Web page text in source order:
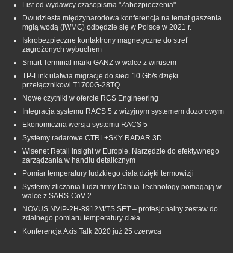
List od wydawcy czasopisma "Zabezpieczenia"
Dwudziesta międzynarodowa konferencja na temat gaszenia
mgłą wodą (IWMC) odbędzie się w Polsce w 2021 r.
Iskrobezpieczne kontaktrony magnetyczne do stref
zagrożonych wybuchem
Smart Terminal marki GANZ w walce z wirusem
TP-Link ułatwia migrację do sieci 10 Gb/s dzięki
przełącznikowi T1700G‑28TQ
Nowe czytniki w ofercie RCS Engineering
Integracja systemu RACS 5 z wizyjnym systemem dozorowym
Ekonomiczna wersja systemu RACS 5
Systemy radarowe CTRL+SKY RADAR 3D
Wisenet Retail Insight w Europie. Narzędzie do efektywnego
zarządzania w handlu detalicznym
Pomiar temperatury ludzkiego ciała dzięki termowizji
Systemy zliczania ludzi firmy Dahua Technology pomagają w
walce z SARS-CoV-2
NOVUS NVIP-2H-8912M/TS SET – profesjonalny zestaw do
zdalnego pomiaru temperatury ciała
Konferencja Axis Talk 2020 już 25 czerwca